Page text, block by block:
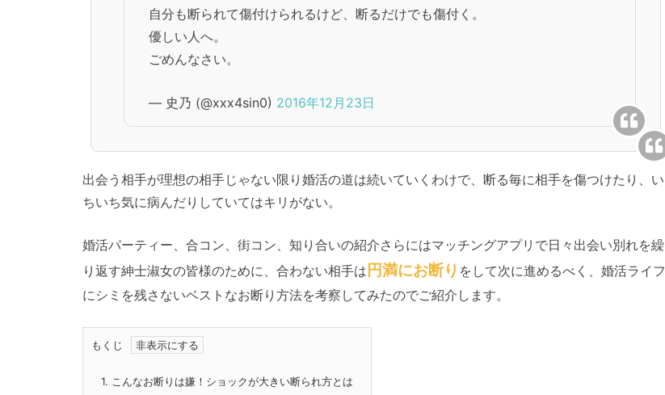
自分も断られて傷付けられるけど、断るだけでも傷付く。
優しい人へ。
ごめんなさい。
— 史乃 (@xxx4sin0) 2016年12月23日
出会う相手が理想の相手じゃない限り婚活の道は続いていくわけで、断る毎に相手を傷つけたり、い
ちいち気に病んだりしていてはキリがない。
婚活パーティー、合コン、街コン、知り合いの紹介さらにはマッチングアプリで日々出会い別れを繰
り返す紳士淑女の皆様のために、合わない相手は円満にお断り をして次に進めるべく、婚活ライフ
にシミを残さないベストなお断り方法を考察してみたのでご紹介します。
もくじ
1. こんなお断りは嫌！ショックが大きい断られ方とは